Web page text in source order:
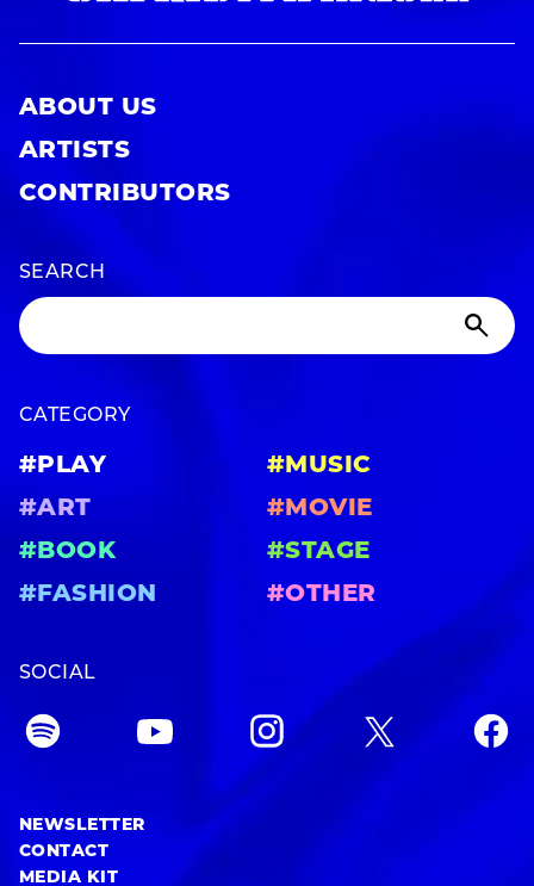
ABOUT US
ARTISTS
CONTRIBUTORS
SEARCH
CATEGORY
#PLAY
#MUSIC
#ART
#MOVIE
#BOOK
#STAGE
#FASHION
#OTHER
SOCIAL
NEWSLETTER
CONTACT
MEDIA KIT